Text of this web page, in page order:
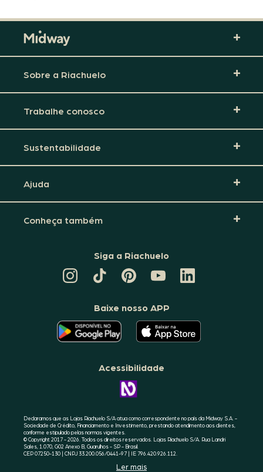
Sobre a Riachuelo
Trabalhe conosco
Sustentabilidade
Ajuda
Conheça também
Siga a Riachuelo
TIKTOK
DA
PINTEREST
DA
CANAL
DA
RIACHUELO
LINKEDIN
DA
Baixe nosso APP
O
APLICATIVO
DA
RIACHUELO
GOOGLE
O
APLICATIVO
DA
RIACHUELO
Acessibilidade
CONHEÇA
A
Declaramos que as Lojas Riachuelo S/A atua como correspondente no país da Midway S.A. -
Sociedade de Crédito, Financiamento e Investimento, prestando atendimento aos clientes,
conforme estipulado pelas normas vigentes.
© Copyright 2017 - 2026. Todos os direitos reservados. Lojas Riachuelo S/A. Rua Landri
Sales, 1.070, G02 Anexo B, Guarulhos - SP - Brasil.
CEP 07250-130 | CNPJ 33.200.056/0441-97 | IE 796.420.926.112.
Ler mais